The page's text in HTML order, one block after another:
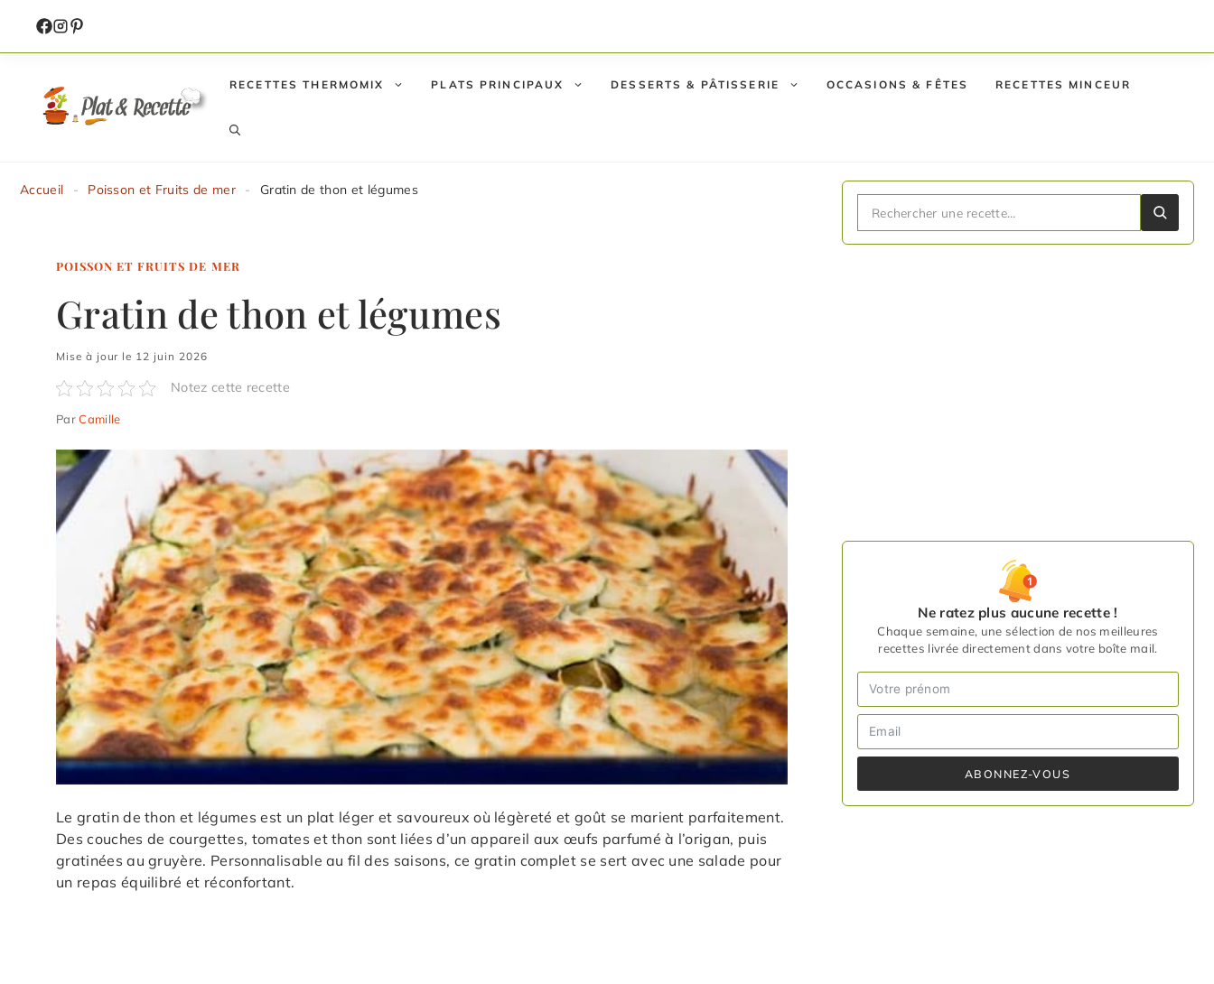
contenu
RECETTES THERMOMIX PLATS PRINCIPAUX DESSERTS & PÂTISSERIE OCCASIONS & FÊTES RECETTES MINCEUR
Accueil - Poisson et Fruits de mer - Gratin de thon et légumes
POISSON ET FRUITS DE MER
Gratin de thon et légumes
Mise à jour le 12 juin 2026
Notez cette recette
ParCamille
Le gratin de thon et légumes est un plat léger et savoureux où légèreté et goût se marient parfaitement.
Des couches de courgettes, tomates et thon sont liées d’un appareil aux œufs parfumé à l’origan, puis
gratinées au gruyère. Personnalisable au fil des saisons, ce gratin complet se sert avec une salade pour
un repas équilibré et réconfortant.
Ne ratez plus aucune recette !
Chaque semaine, une sélection de nos meilleures
recettes livrée directement dans votre boîte mail.
ABONNEZ-VOUS